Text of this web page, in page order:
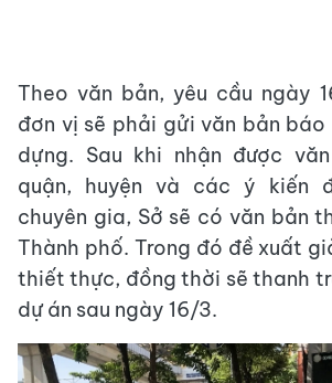
Theo văn bản, yêu cầu ngày
đơn vị sẽ phải gửi văn bản báo
dựng. Sau khi nhận được
quận, huyện và các ý kiến
chuyên gia, Sở sẽ có văn bản
Thành phố. Trong đó đề xuất
thiết thực, đồng thời sẽ thanh
dự án sau ngày 16/3.